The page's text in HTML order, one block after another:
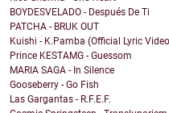
BOYDESVELADO - Después De Ti
PATCHA - BRUK OUT
Kuishi - K.Pamba (Official Lyric
Prince KESTAMG - Guessom
MARIA SAGA - In Silence
Gooseberry - Go Fish
Las Gargantas - R.F.E.F.